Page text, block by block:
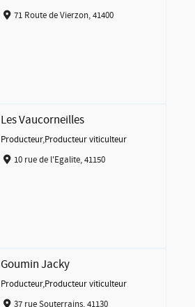
71 Route de Vierzon, 41400
Les Vaucorneilles
Producteur,Producteur viticulteur
10 rue de l'Egalite, 41150
Goumin Jacky
Producteur,Producteur viticulteur
37 rue Souterrains, 41130